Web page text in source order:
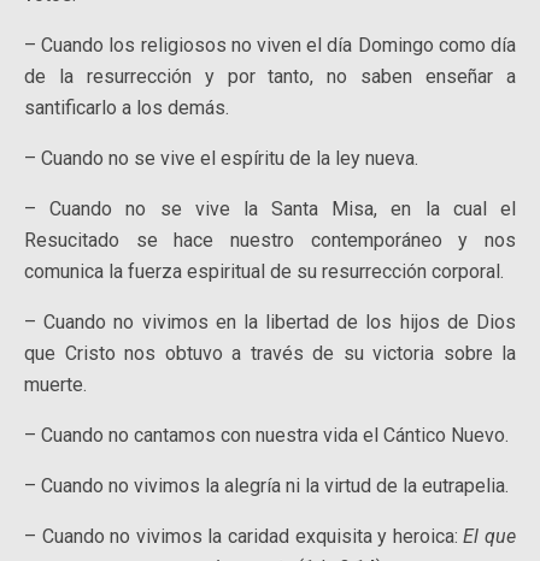
– Cuando los religiosos no viven el día Domingo como día
de la resurrección y por tanto, no saben enseñar a
santificarlo a los demás.
– Cuando no se vive el espíritu de la ley nueva.
– Cuando no se vive la Santa Misa, en la cual el
Resucitado se hace nuestro contemporáneo y nos
comunica la fuerza espiritual de su resurrección corporal.
– Cuando no vivimos en la libertad de los hijos de Dios
que Cristo nos obtuvo a través de su victoria sobre la
muerte.
– Cuando no cantamos con nuestra vida el Cántico Nuevo.
– Cuando no vivimos la alegría ni la virtud de la eutrapelia.
– Cuando no vivimos la caridad exquisita y heroica:El que